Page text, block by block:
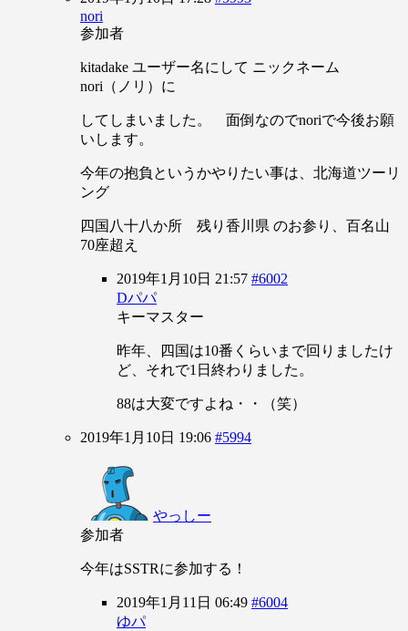
nori
参加者
kitadake ユーザー名にして ニックネーム
nori（ノリ）に
してしまいました。 面倒なのでnoriで今後お願
いします。
今年の抱負というかやりたい事は、北海道ツーリ
ング
四国八十八か所 残り香川県 のお参り、百名山
70座超え
2019年1月10日 21:57 #6002
Dパパ
キーマスター
昨年、四国は10番くらいまで回りましたけ
ど、それで1日終わりました。
88は大変ですよね・・（笑）
2019年1月10日 19:06 #5994
やっしー
参加者
今年はSSTRに参加する！
2019年1月11日 06:49 #6004
ゆパ